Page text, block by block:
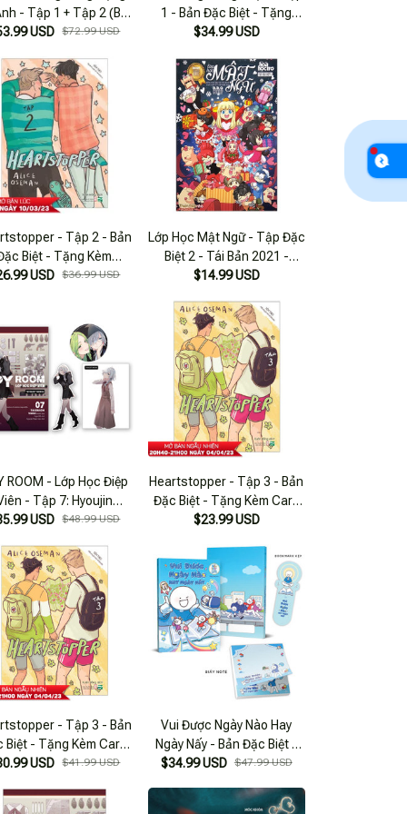
- Tập 1 + Tập 2 (Bộ
- Bản Đặc Biệt -
Hiệu + Quạt Nhựa
USD $72.99 USD
1 - Bản Đặc Biệt - Tặng
Kèm Bookmark + Postcard +
$34.99 USD
- Tập 2 - Bản
Biệt - Tặng Kèm
+ Bookmark
USD $36.99 USD
Lớp Học Mật Ngữ - Tập Đặc
Biệt 2 - Tái Bản 2021 -
Tặng Kèm Huy Hiệu
$14.99 USD
ROOM - Lớp Học Điệp
- Tập 7: Hyoujin
- Bản Đặc Biệt -
Nhân Vật + Huy Hiệu
USD $48.99 USD
Heartstopper - Tập 3 - Bản
Đặc Biệt - Tặng Kèm Card
Mỹ Thuật + Bookmark
$23.99 USD
- Tập 3 - Bản
Biệt - Tặng Kèm Card
Thuật + Bookmark
USD $41.99 USD
Vui Được Ngày Nào Hay
Ngày Nấy - Bản Đặc Biệt -
Tặng Kèm Bookmark + Giấy
$34.99 USD $47.99 USD